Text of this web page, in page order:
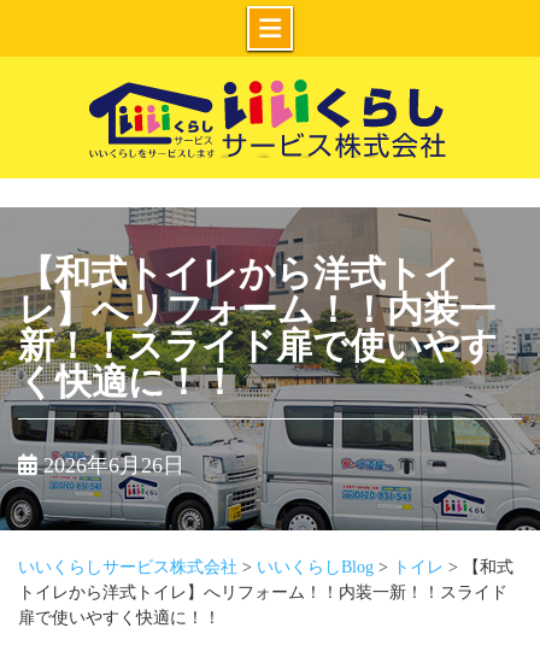
Skip
いいくらしサー
ビス株式会社
【和式トイレから洋式トイ
レ】へリフォーム！！内装一
新！！スライド扉で使いやす
く快適に！！
2026年6月26日
いいくらしサービス株式会社 > いいくらしBlog > トイレ >
【和式
トイレから洋式トイレ】へリフォーム！！内装一新！！スライド
扉で使いやすく快適に！！